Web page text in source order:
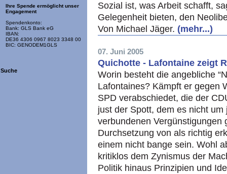
Ihre Spende ermöglicht unser
Engagement
Spendenkonto:
Bank: GLS Bank eG
IBAN:
DE36 4306 0967 8023 3348 00
BIC: GENODEM1GLS
Suche
Sozial ist, was Arbeit schafft,
Gelegenheit bieten, den
Von Michael Jäger. (mehr...)
07. Juni 2005
Quichotte - Lafontaine zeigt
Worin besteht die angebliche
Lafontaines? Kämpft er gegen
SPD verabschiedet, die der
just der Spott, dem es nicht
verbundenen Vergünstigungen
Durchsetzung von als richtig
einem nicht bange sein. Wohl
kritiklos dem Zynismus der
Politik hinaus Prinzipien und